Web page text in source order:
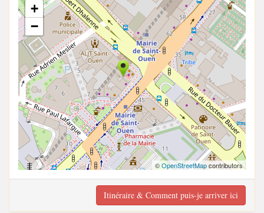
+
−
©OpenStreetMapcontributors
Itinéraire & Comment puis-je arriver ici